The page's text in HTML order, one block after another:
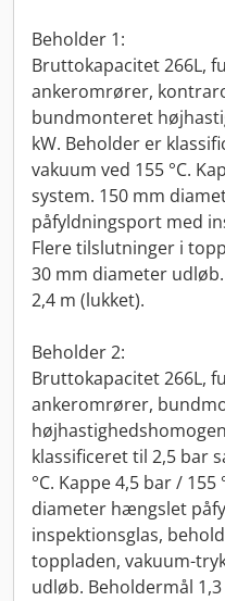
Beholder 1:
Bruttokapacitet 266L,
ankeromrører,
bundmonteret
kW. Beholder er
vakuum ved 155 °C.
system. 150 mm
påfyldningsport med
Flere tilslutninger i
30 mm diameter
2,4 m (lukket).
Beholder 2:
Bruttokapacitet 266L,
ankeromrører,
klassificeret til 2,5 bar
°C. Kappe 4,5 bar / 155
diameter hængslet
inspektionsglas,
toppladen, vakuum-
udløb. Beholdermål